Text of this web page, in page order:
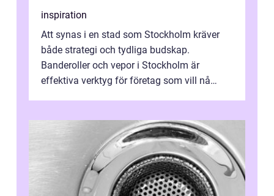
inspiration
Att synas i en stad som Stockholm kräver
både strategi och tydliga budskap.
Banderoller och vepor i Stockholm är
effektiva verktyg för företag som vill nå